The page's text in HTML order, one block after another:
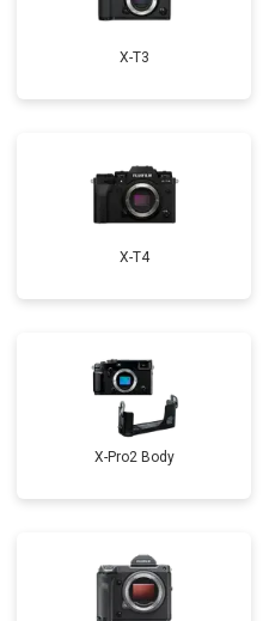
X-T3
X-T4
X-Pro2 Body